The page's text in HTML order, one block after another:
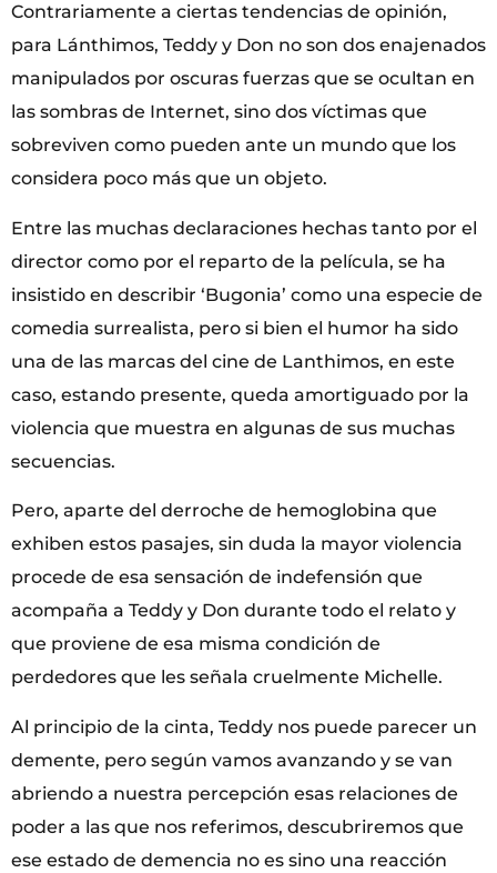
Contrariamente a ciertas tendencias de opinión,
para Lánthimos, Teddy y Don no son dos enajenados
manipulados por oscuras fuerzas que se ocultan en
las sombras de Internet, sino dos víctimas que
sobreviven como pueden ante un mundo que los
considera poco más que un objeto.
Entre las muchas declaraciones hechas tanto por el
director como por el reparto de la película, se ha
insistido en describir ‘Bugonia’ como una especie de
comedia surrealista, pero si bien el humor ha sido
una de las marcas del cine de Lanthimos, en este
caso, estando presente, queda amortiguado por la
violencia que muestra en algunas de sus muchas
secuencias.
Pero, aparte del derroche de hemoglobina que
exhiben estos pasajes, sin duda la mayor violencia
procede de esa sensación de indefensión que
acompaña a Teddy y Don durante todo el relato y
que proviene de esa misma condición de
perdedores que les señala cruelmente Michelle.
Al principio de la cinta, Teddy nos puede parecer un
demente, pero según vamos avanzando y se van
abriendo a nuestra percepción esas relaciones de
poder a las que nos referimos, descubriremos que
ese estado de demencia no es sino una reacción